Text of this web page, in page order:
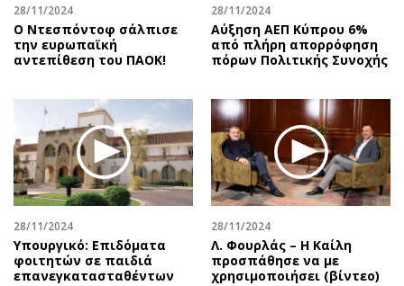
28/11/2024
Ο Ντεσπόντοφ σάλπισε
την ευρωπαϊκή
αντεπίθεση του ΠΑΟΚ!
28/11/2024
Αύξηση ΑΕΠ Κύπρου 6%
από πλήρη απορρόφηση
πόρων Πολιτικής Συνοχής
28/11/2024
Υπουργικό: Επιδόματα
φοιτητών σε παιδιά
επανεγκατασταθέντων
28/11/2024
Λ. Φουρλάς – Η Καίλη
προσπάθησε να με
χρησιμοποιήσει (βίντεο)